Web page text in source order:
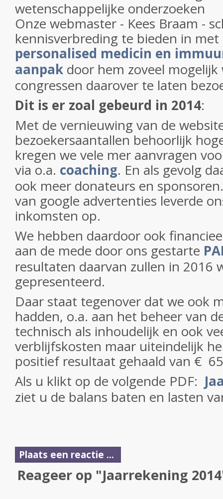
wetenschappelijke onderzoeken
Onze webmaster - Kees Braam -
kennisverbreding te bieden in met
personalised medicin en
aanpak door hem zoveel
congressen daarover te laten
Dit is er zoal gebeurd in 2014:
Met de vernieuwing van de
bezoekersaantallen behoorlijk
kregen we vele mer aanvragen
via o.a. coaching. En als gevolg
ook meer donateurs en
van google advertenties leverde
inkomsten op.
We hebben daardoor ook
aan de mede door ons gestarte
resultaten daarvan zullen in 2016
gepresenteerd.
Daar staat tegenover dat we ook
hadden, o.a. aan het beheer van
technisch als inhoudelijk en ook
verblijfskosten maar uiteindelijk
positief resultaat gehaald van €
Als u klikt op de volgende PDF:
ziet u de balans baten en lasten
Plaats een reactie ...
Reageer op "Jaarrekening